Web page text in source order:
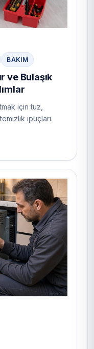
BAKIM
ve Bulaşık
için tuz,
ipuçları.